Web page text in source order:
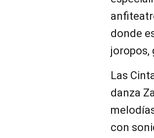
donde
joropos,
Las
danza
con